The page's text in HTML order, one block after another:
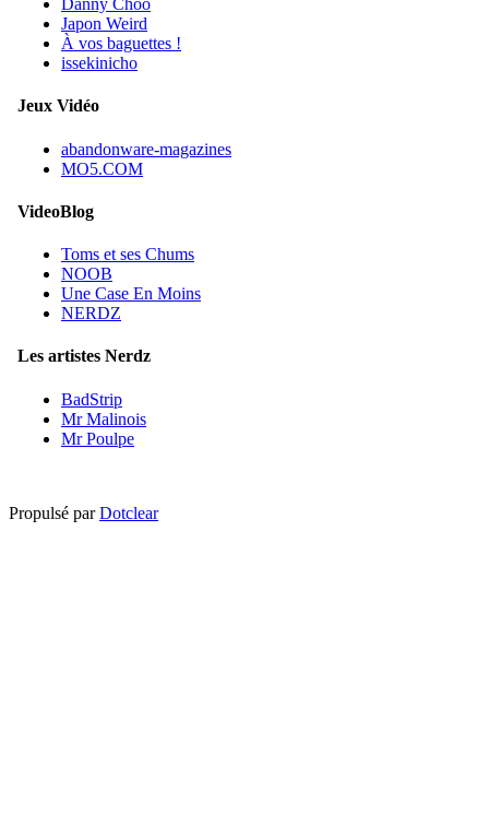
Danny Choo
Japon Weird
À vos baguettes !
issekinicho
Jeux Vidéo
abandonware-magazines
MO5.COM
VideoBlog
Toms et ses Chums
NOOB
Une Case En Moins
NERDZ
Les artistes Nerdz
BadStrip
Mr Malinois
Mr Poulpe
Propulsé parDotclear